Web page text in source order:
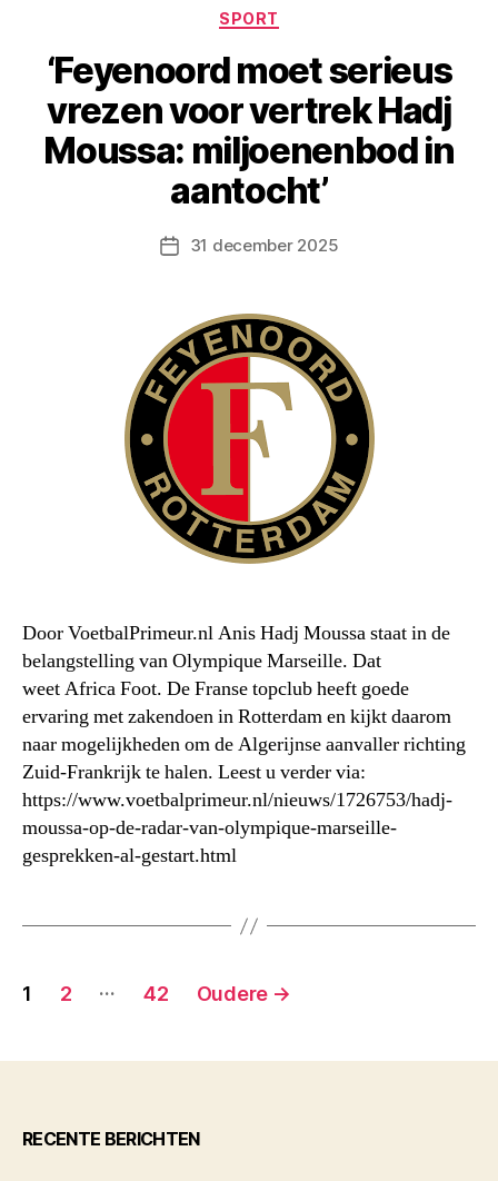
Categorieën
SPORT
‘Feyenoord moet serieus
vrezen voor vertrek Hadj
Moussa: miljoenenbod in
aantocht’
Berichtdatum
31 december 2025
Door VoetbalPrimeur.nl Anis Hadj Moussa staat in de
belangstelling van Olympique Marseille. Dat
weet Africa Foot. De Franse topclub heeft goede
ervaring met zakendoen in Rotterdam en kijkt daarom
naar mogelijkheden om de Algerijnse aanvaller richting
Zuid-Frankrijk te halen. Leest u verder via:
https://www.voetbalprimeur.nl/nieuws/1726753/hadj-
moussa-op-de-radar-van-olympique-marseille-
gesprekken-al-gestart.html
Berichten
1 2 … 42 Oudere →
RECENTE BERICHTEN